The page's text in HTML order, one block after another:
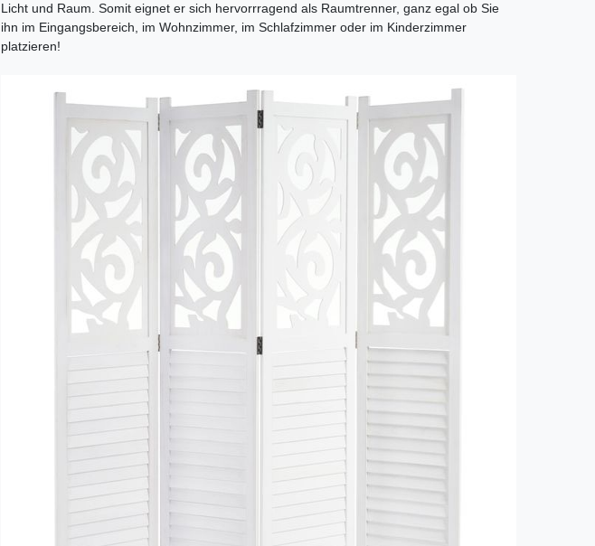
Licht und Raum. Somit eignet er sich hervorrragend als Raumtrenner, ganz egal ob Sie
ihn im Eingangsbereich, im Wohnzimmer, im Schlafzimmer oder im Kinderzimmer
platzieren!